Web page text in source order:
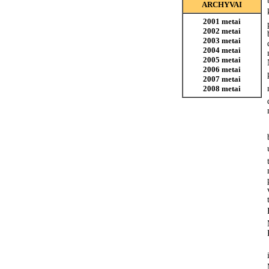
ARCHYVAI
2001 metai
2002 metai
2003 metai
2004 metai
2005 metai
2006 metai
2007 metai
2008 metai